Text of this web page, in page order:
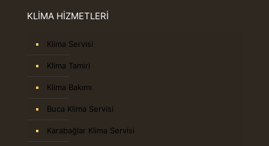
KLİMA HİZMETLERİ
Klima Servisi
Klima Tamiri
Klima Bakımı
Buca Klima Servisi
Karabağlar Klima Servisi